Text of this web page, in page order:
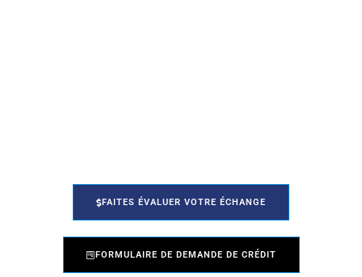
FAITES ÉVALUER VOTRE ÉCHANGE
FORMULAIRE DE DEMANDE DE CRÉDIT